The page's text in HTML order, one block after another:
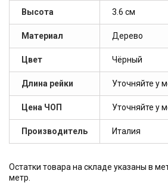
Высота 3.6 см
Материал Дерево
Цвет Чёрный
Длина рейки Уточняйте у
Цена ЧОП Уточняйте у
Производитель Италия
Остатки товара на складе указаны в
метр.